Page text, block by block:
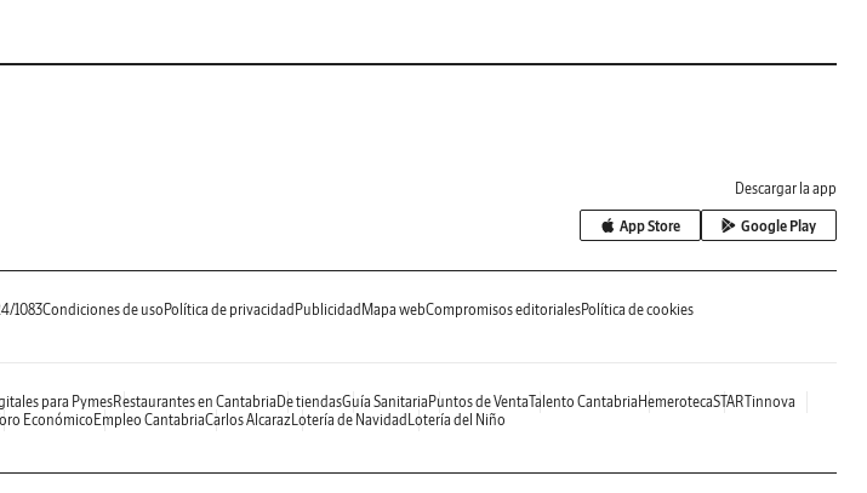
Descargar la app
App Store Google Play
1083Condiciones de uso Política de privacidad Publicidad Mapa webCompromisos editorialesPolítica de cookies
para PymesRestaurantes en Cantabria De tiendasGuía Sanitaria Puntos de VentaTalento Cantabria HemerotecaSTARTinnova
Económico Empleo CantabriaCarlos AlcarazLotería de Navidad Lotería del Niño